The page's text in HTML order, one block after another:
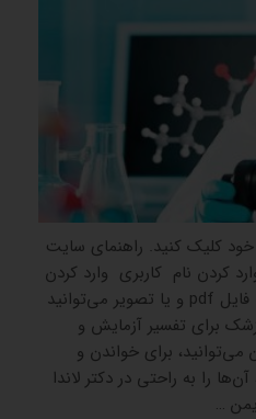
کلیک کنید. راهنمای سایت
کردن نام کاربری وارد کردن
رمز عبور جواب آزمایش را بصورت فایل pdf و یا تصویر می‌توانید
به پزشک برای تفسیر آزمایش و
برای خواندن و
را به راحتی در دکتر لاندا
…